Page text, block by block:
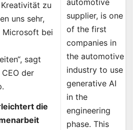
zu
uns sehr,
Microsoft bei
sagt
der
die
automotive
supplier, is one
of the first
companies in
the automotive
industry to use
generative AI
in the
engineering
phase. This